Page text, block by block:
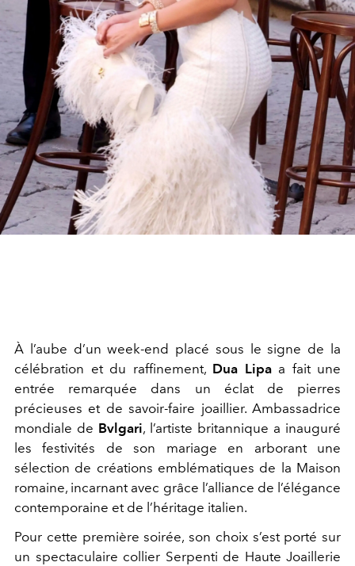
À l’aube d’un week-end placé sous le signe de la
célébration et du raffinement, Dua Lipaa fait une
entrée remarquée dans un éclat de pierres
précieuses et de savoir-faire joaillier. Ambassadrice
mondiale de Bvlgari, l’artiste britannique a inauguré
les festivités de son mariage en arborant une
sélection de créations emblématiques de la Maison
romaine, incarnant avec grâce l’alliance de l’élégance
contemporaine et de l’héritage italien.
Pour cette première soirée, son choix s’est porté sur
un spectaculaire collier Serpenti de Haute Joaillerie